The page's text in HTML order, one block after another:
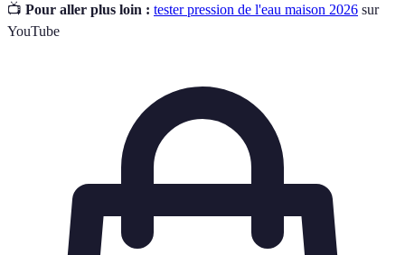
📺 Pour aller plus loin : tester pression de l'eau maison 2026 sur
YouTube